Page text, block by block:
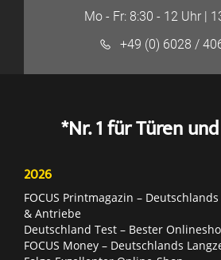
Mo - Fr: 8:30 - 12 Uhr |
+49 (0) 6028 /
*Nr. 1 für Türen
2026
FOCUS Printmagazin –
& Antriebe
Deutschland Test – Bester
FOCUS Money – Deutschlands